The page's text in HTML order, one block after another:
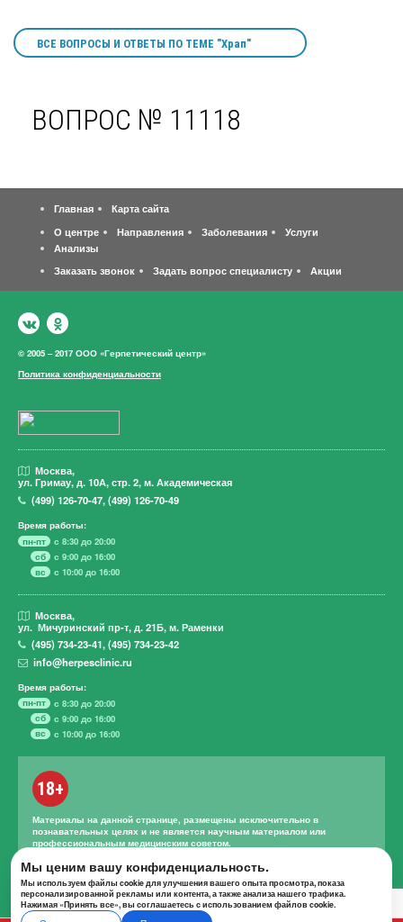
ВСЕ ВОПРОСЫ И ОТВЕТЫ ПО ТЕМЕ "Храп"
ВОПРОС № 11118
Главная
Карта сайта
О центре
Направления Заболевания
Услуги
Анализы
Заказать звонок
Задать вопрос специалисту Акции
© 2005 – 2017 ООО «Герпетический центр»
Политика конфиденциальности
Москва,
ул. Гримау,д. 10А, стр. 2, м. Академическая
(499)126-70-47,(499)126-70-49
Время работы:
пн-пт
с 8:30 до 20:00
сб
с 9:00 до 16:00
вс
с 10:00 до 16:00
Москва,
ул. Мичуринский пр-т, д. 21Б, м. Раменки
(495)734-23-41,(495)734-23-42
info@herpesclinic.ru
Время работы:
пн-пт
с 8:30 до 20:00
сб
с 9:00 до 16:00
вс
с 10:00 до 16:00
18+
Материалы на данной странице, размещены исключительно в
познавательных целях и не является научным материалом или
профессиональным медицинским советом.
Правильное лечение и назначение лекарственных средств может
проводиться только квалифицированным специалистом с учетом
проведенной диагностики и истории болезни.
Мы ценим вашу конфиденциальность.
Мы используем файлы cookie для улучшения вашего опыта просмотра, показа
персонализированной рекламы или контента, а также анализа нашего трафика.
Нажимая «Принять все», вы соглашаетесь с использованием файлов cookie.